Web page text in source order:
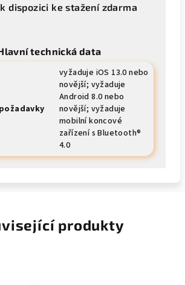
dispozici ke stažení zdarma
technická data
vyžaduje iOS 13.0 nebo
novější; vyžaduje
Android 8.0 nebo
novější; vyžaduje
mobilní koncové
zařízení s Bluetooth®
4.0
produkty